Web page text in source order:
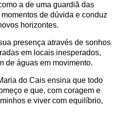
a de uma guardiã das
de dúvida e conduz
horizontes.
presença através de sonhos
em locais inesperados,
de águas em movimento.
do Cais ensina que todo
e que, com coragem e
e viver com equilíbrio,